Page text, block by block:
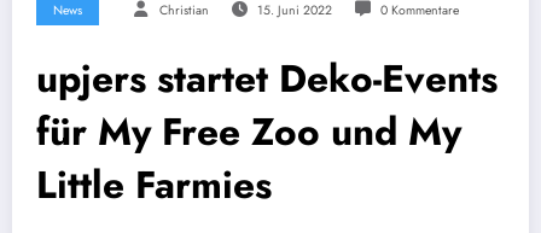
News Christian 15. Juni 2022 0 Kommentare
upjers startet Deko-Events
für My Free Zoo und My
Little Farmies